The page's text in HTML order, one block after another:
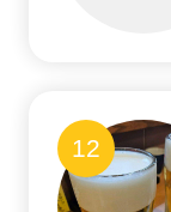
12